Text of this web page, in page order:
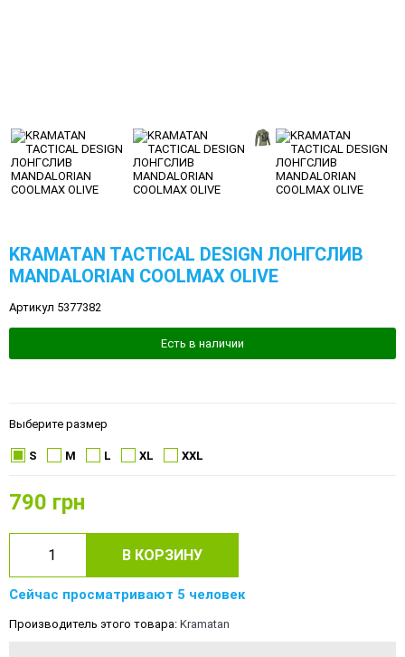
KRAMATAN TACTICAL DESIGN ЛОНГСЛИВ
MANDALORIAN COOLMAX OLIVE
Артикул 5377382
Есть в наличии
Выберите размер
S M L XL XXL
790 грн
В КОРЗИНУ
Сейчас просматривают 5 человек
Производитель этого товара: Kramatan